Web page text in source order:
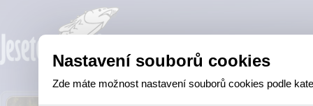
Nastavení souborů cookies
Zde máte možnost nastavení souborů cookies podle